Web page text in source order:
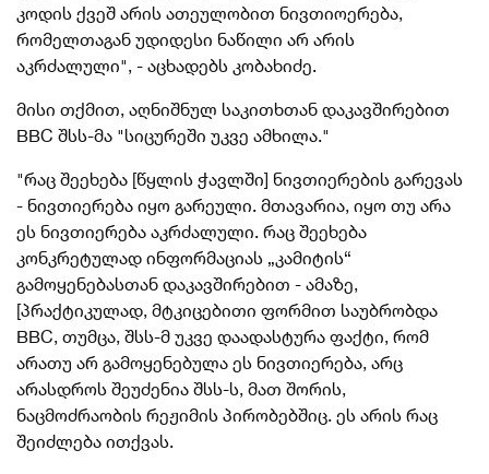
კოდის ქვეშ არის ათეულობით ნივთიოერება,
რომელთაგან უდიდესი ნაწილი არ არის
აკრძალული", - აცხადებს კობახიძე.
მისი თქმით, აღნიშნულ საკითხთან დაკავშირებით
BBC შსს-მა "სიცურეში უკვე ამხილა."
"რაც შეეხება [წყლის ჭავლში] ნივთიერების გარევას
- ნივთიერება იყო გარეული. მთავარია, იყო თუ არა
ეს ნივთიერება აკრძალული. რაც შეეხება
კონკრეტულად ინფორმაციას „კამიტის“
გამოყენებასთან დაკავშირებით - ამაზე,
[პრაქტიკულად, მტკიცებითი ფორმით საუბრობდა
BBC, თუმცა, შსს-მ უკვე დაადასტურა ფაქტი, რომ
არათუ არ გამოყენებულა ეს ნივთიერება, არც
არასდროს შეუძენია შსს-ს, მათ შორის,
ნაცმოძრაობის რეჟიმის პირობებშიც. ეს არის რაც
შეიძლება ითქვას.